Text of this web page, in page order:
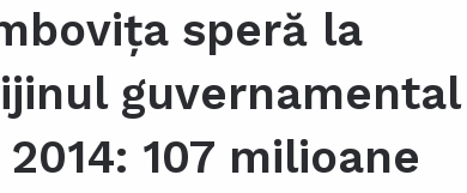
speră la
guvernamental
107 milioane